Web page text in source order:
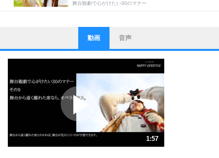
舞台観劇で心がけたい30のマナー
1
ストレス対策
他人と比べない。
いっそのこと、他人を見ない。
いらいらしない人になる30の方法
ポジティブになれない原因は、行動しないから。
ポジティブ思考になる30の方法
ストレス対策
人生、なんとかなるもの。
気楽に生きる30の方法
動画 音声
1:57